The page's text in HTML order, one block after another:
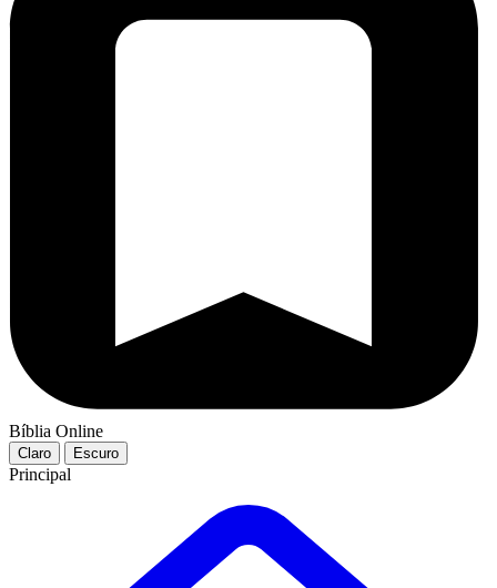
Bíblia Online
Claro Escuro
Principal